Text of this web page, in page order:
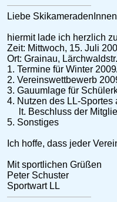
Liebe
hiermit lade ich herzlich
Zeit: Mittwoch, 15. Juli
Ort: Grainau,
1. Termine für Winter
2. Vereinswettbewerb
3. Gauumlage für
4. Nutzen des LL-Sportes
lt. Beschluss der
5. Sonstiges
Ich hoffe, dass jeder
Mit sportlichen Grüßen
Peter Schuster
Sportwart LL